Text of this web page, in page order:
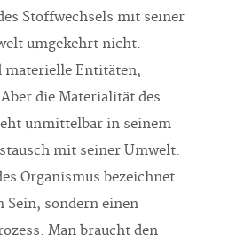
Stoffwechsels mit seiner
umgekehrt nicht.
materielle Entitäten,
die Materialität des
unmittelbar in seinem
mit seiner Umwelt.
Organismus bezeichnet
Sein, sondern einen
Man braucht den